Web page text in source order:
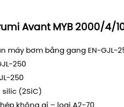
Avant MYB 2000/4/
máy bơm bằng gang EN-GJL-
250
250
silic (2SiC)
không gỉ – loại A2-70